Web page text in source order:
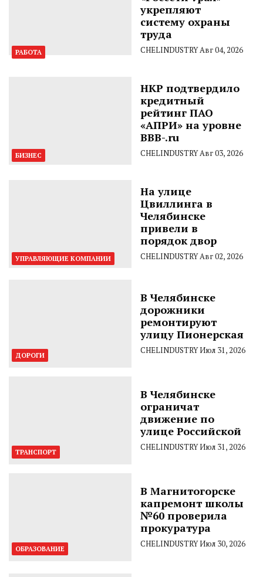
РАБОТА
укрепляют
систему охраны
труда
CHELINDUSTRYАвг 04, 2026
БИЗНЕС
НКР подтвердило
кредитный
рейтинг ПАО
«АПРИ» на уровне
BBB-.ru
CHELINDUSTRYАвг 03, 2026
УПРАВЛЯЮЩИЕ КОМПАНИИ
На улице
Цвиллинга в
Челябинске
привели в
порядок двор
CHELINDUSTRYАвг 02, 2026
ДОРОГИ
В Челябинске
дорожники
ремонтируют
улицу Пионерская
CHELINDUSTRYИюл 31, 2026
ТРАНСПОРТ
В Челябинске
ограничат
движение по
улице Российской
CHELINDUSTRYИюл 31, 2026
ОБРАЗОВАНИЕ
В Магнитогорске
капремонт школы
№60 проверила
прокуратура
CHELINDUSTRYИюл 30, 2026